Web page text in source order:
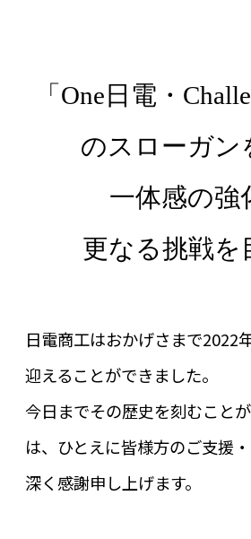
「One日電・
のスローガン
一体感の強
更なる挑戦を
日電商工はおかげさまで2022
迎えることができました。
今日までその歴史を刻むこと
は、ひとえに皆様方のご支援
深く感謝申し上げます。